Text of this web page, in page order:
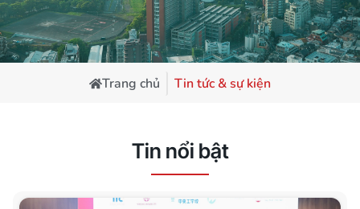
Trang chủ Tin tức & sự kiện
Tin nổi bật